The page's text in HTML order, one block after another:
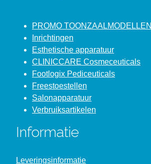
PROMO TOONZAALMODELLEN
Inrichtingen
Esthetische apparatuur
CLINICCARE Cosmeceuticals
Footlogix Pediceuticals
Freestoestellen
Salonapparatuur
Verbruiksartikelen
Informatie
Leveringsinformatie